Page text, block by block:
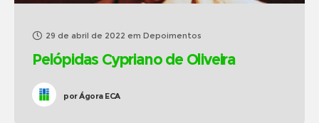
29 de abril de 2022 em Depoimentos
Pelópidas Cypriano de Oliveira
porÁgora ECA